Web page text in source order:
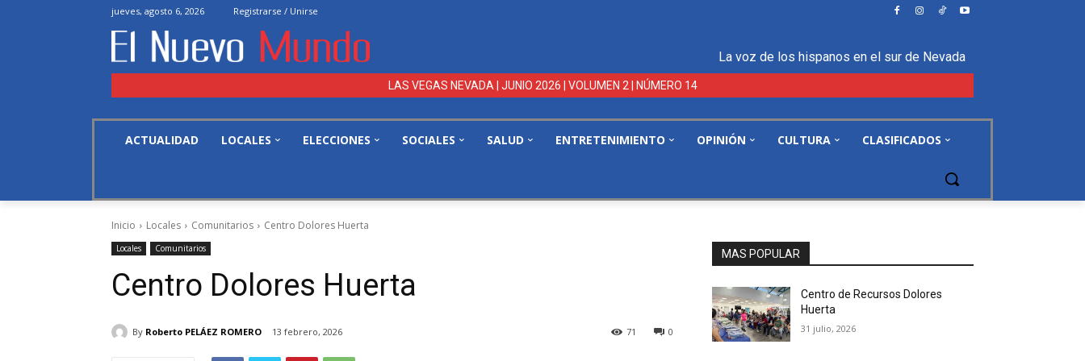
jueves, agosto 6, 2026 Registrarse / Unirse
La voz de los hispanos en el sur de Nevada
LAS VEGAS NEVADA | JUNIO 2026 | VOLUMEN 2 | NÚMERO 14
ACTUALIDAD LOCALES ELECCIONES SOCIALES SALUD ENTRETENIMIENTO OPINIÓN CULTURA CLASIFICADOS
Inicio Locales Comunitarios Centro Dolores Huerta
Locales Comunitarios
Centro Dolores Huerta
By Roberto PELÁEZ ROMERO 13 febrero, 2026 0
71
MAS POPULAR
Centro de Recursos Dolores
Huerta
31 julio, 2026